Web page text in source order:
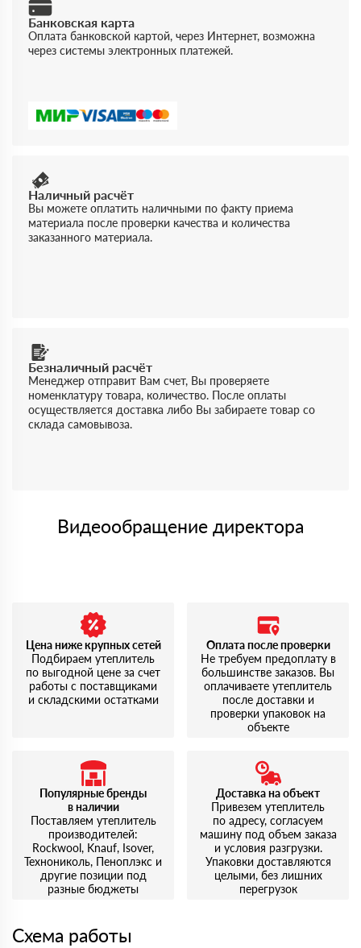
Банковская карта
Оплата банковской картой, через Интернет, возможна
через системы электронных платежей.
Наличный расчёт
Вы можете оплатить наличными по факту приема
материала после проверки качества и количества
заказанного материала.
Безналичный расчёт
Менеджер отправит Вам счет, Вы проверяете
номенклатуру товара, количество. После оплаты
осуществляется доставка либо Вы забираете товар со
склада самовывоза.
Видеообращение директора
Цена ниже крупных сетей
Подбираем утеплитель
по выгодной цене за счет
работы с поставщиками
и складскими остатками
Оплата после проверки
Не требуем предоплату в
большинстве заказов. Вы
оплачиваете утеплитель
после доставки и
проверки упаковок на
объекте
Популярные бренды
в наличии
Поставляем утеплитель
производителей:
Rockwool, Knauf, Isover,
Технониколь, Пеноплэкс и
другие позиции под
разные бюджеты
Доставка на объект
Привезем утеплитель
по адресу, согласуем
машину под объем заказа
и условия разгрузки.
Упаковки доставляются
целыми, без лишних
перегрузок
Схема работы